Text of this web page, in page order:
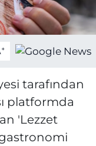
+
tarafından
platformda
'Lezzet